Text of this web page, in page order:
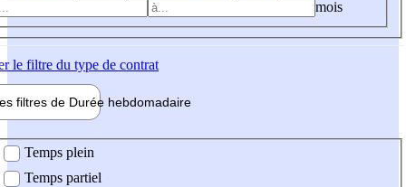
mois
le filtre du type de contrat
filtres de Durée hebdomadaire
Temps plein
Temps partiel